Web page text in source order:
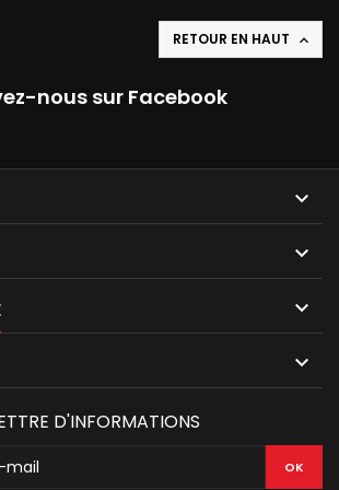
RETOUR EN HAUT 
nous sur Facebook




D'INFORMATIONS